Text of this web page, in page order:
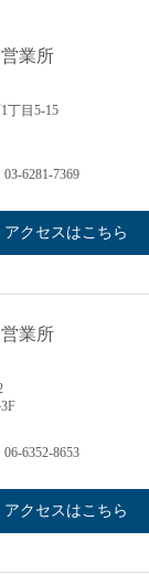
業所
丁目5-15
6281-7369
アクセスはこちら
業所
6352-8653
アクセスはこちら